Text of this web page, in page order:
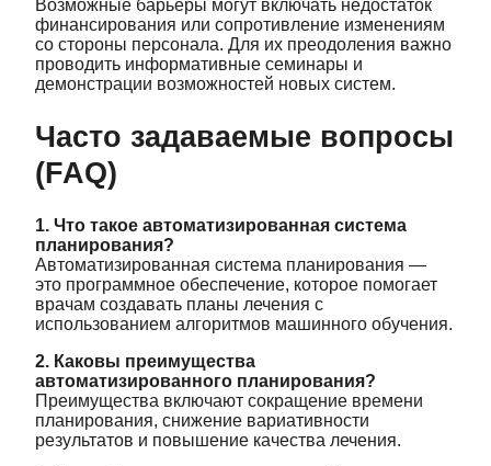
Возможные барьеры могут включать недостаток
финансирования или сопротивление изменениям
со стороны персонала. Для их преодоления важно
проводить информативные семинары и
демонстрации возможностей новых систем.
Часто задаваемые вопросы
(FAQ)
1. Что такое автоматизированная система
планирования?
Автоматизированная система планирования —
это программное обеспечение, которое помогает
врачам создавать планы лечения с
использованием алгоритмов машинного обучения.
2. Каковы преимущества
автоматизированного планирования?
Преимущества включают сокращение времени
планирования, снижение вариативности
результатов и повышение качества лечения.